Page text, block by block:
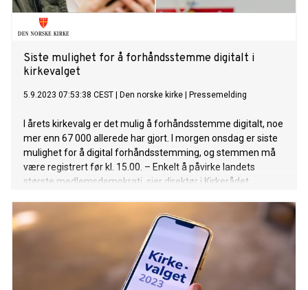
Siste mulighet for å forhåndsstemme digitalt i
kirkevalget
5.9.2023 07:53:38 CEST Den norske kirke Pressemelding
I årets kirkevalg er det mulig å forhåndsstemme digitalt, noe
mer enn 67 000 allerede har gjort. I morgen onsdag er siste
mulighet for å digital forhåndsstemming, og stemmen må
være registrert før kl. 15.00. – Enkelt å påvirke landets
største medlemsdemokrati, sier direktør i Kirkerådet.